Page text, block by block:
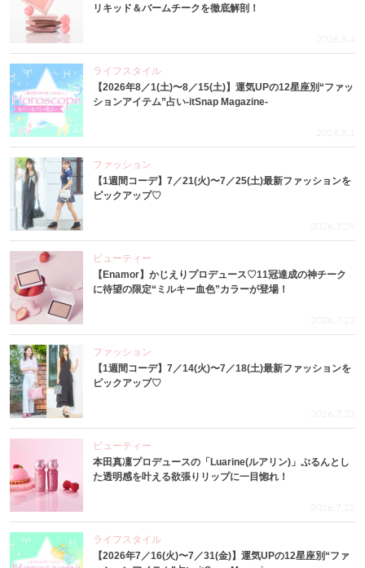
リキッド＆バームチークを徹底解剖！
2026.8.4
ライフスタイル
【2026年8／1(土)〜8／15(土)】運気UPの12星座別“ファッ
ションアイテム”占い-itSnap Magazine-
2026.8.1
ファッション
【1週間コーデ】7／21(火)〜7／25(土)最新ファッションを
ピックアップ♡
2026.7.29
ビューティー
【Enamor】かじえりプロデュース♡11冠達成の神チーク
に待望の限定“ミルキー血色”カラーが登場！
2026.7.27
ファッション
【1週間コーデ】7／14(火)〜7／18(土)最新ファッションを
ピックアップ♡
2026.7.23
ビューティー
本田真凜プロデュースの「Luarine(ルアリン)」ぷるんとし
た透明感を叶える欲張りリップに一目惚れ！
2026.7.22
ライフスタイル
【2026年7／16(火)〜7／31(金)】運気UPの12星座別“ファ